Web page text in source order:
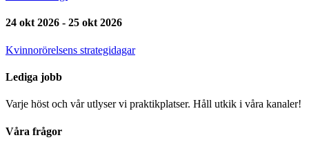
24 okt 2026 - 25 okt 2026
Kvinnorörelsens strategidagar
Lediga jobb
Varje höst och vår utlyser vi praktikplatser. Håll utkik i våra kanaler!
Våra frågor